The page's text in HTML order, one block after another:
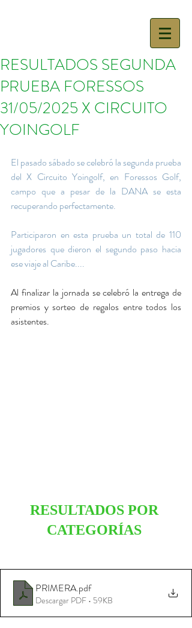
RESULTADOS SEGUNDA
PRUEBA FORESSOS
31/05/2025 X CIRCUITO
YOINGOLF
El pasado sábado se celebró la segunda prueba
del X Circuito Yoingolf, en Foressos Golf,
campo que a pesar de la DANA se esta
recuperando perfectamente.
Participaron en esta prueba un total de 110
jugadores que dieron el segundo paso hacia
ese viaje al Caribe....
Al finalizar la jornada se celebró la entrega de
premios y sorteo de regalos entre todos los
asistentes.
RESULTADOS POR
CATEGORÍAS
PRIMERA.pdf
Descargar PDF • 59KB